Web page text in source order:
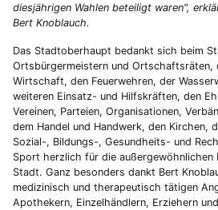
diesjährigen Wahlen beteiligt waren",
Bert Knoblauch.
Das Stadtoberhaupt bedankt sich beim
Ortsbürgermeistern und Ortschaftsräten,
Wirtschaft, den Feuerwehren, der
weiteren Einsatz- und Hilfskräften, den
Vereinen, Parteien, Organisationen,
dem Handel und Handwerk, den Kirchen,
Sozial-, Bildungs-, Gesundheits- und
Sport herzlich für die außergewöhnlichen
Stadt. Ganz besonders dankt Bert
medizinisch und therapeutisch tätigen
Apothekern, Einzelhändlern, Erziehern